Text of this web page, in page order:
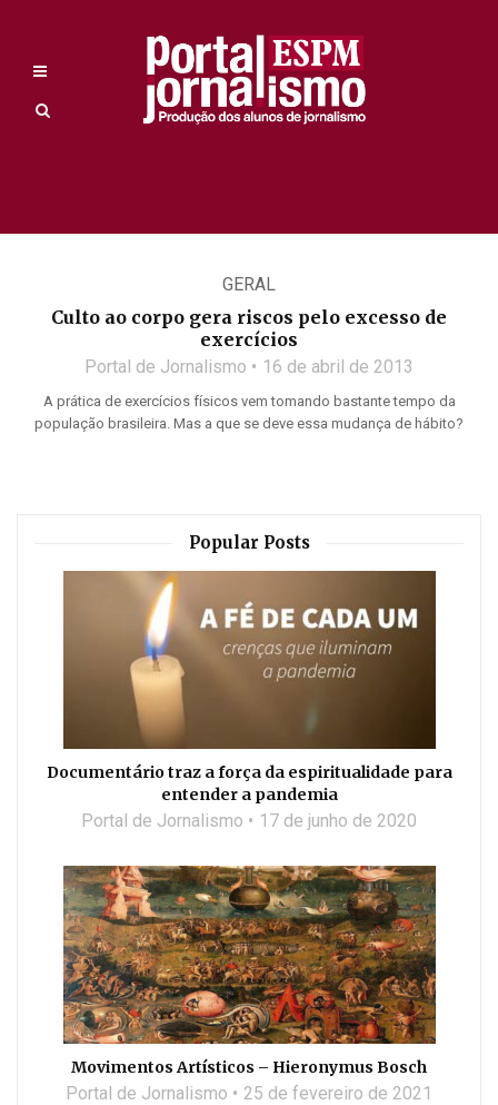
GERAL
Culto ao corpo gera riscos pelo excesso de
exercícios
Portal de Jornalismo 16 de abril de 2013
A prática de exercícios físicos vem tomando bastante tempo da
população brasileira. Mas a que se deve essa mudança de hábito?
Popular Posts
Documentário traz a força da espiritualidade para
entender a pandemia
Portal de Jornalismo 17 de junho de 2020
Movimentos Artísticos – Hieronymus Bosch
Portal de Jornalismo 25 de fevereiro de 2021